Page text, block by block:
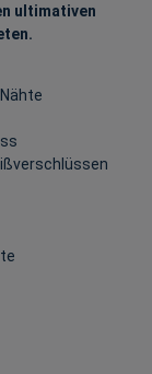
ultimativen